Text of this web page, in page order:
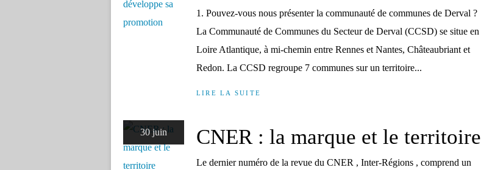
1. Pouvez-vous nous présenter la communauté de communes de Derval ?
La Communauté de Communes du Secteur de Derval (CCSD) se situe en
Loire Atlantique, à mi-chemin entre Rennes et Nantes, Châteaubriant et
Redon. La CCSD regroupe 7 communes sur un territoire...
LIRE LA SUITE
30 juin CNER : la marque et le territoire
Le dernier numéro de la revue du CNER , Inter-Régions , comprend un